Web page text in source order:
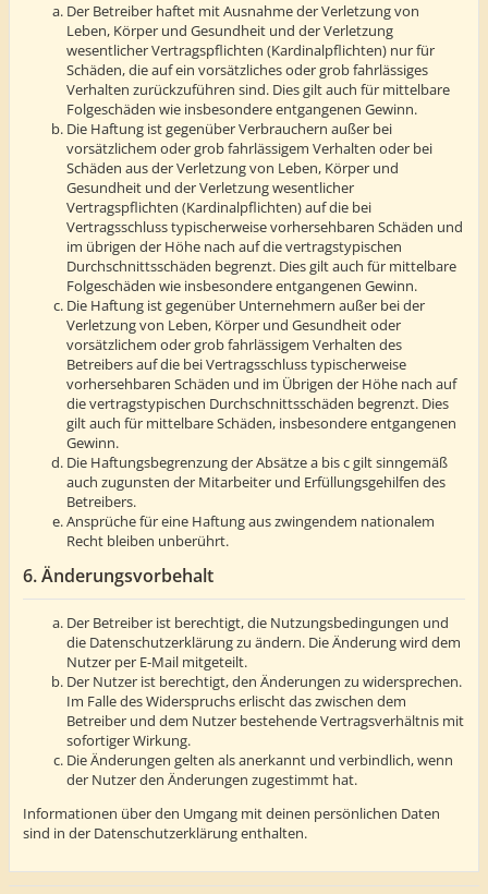
Der Betreiber haftet mit Ausnahme der Verletzung von
Leben, Körper und Gesundheit und der Verletzung
wesentlicher Vertragspflichten (Kardinalpflichten) nur für
Schäden, die auf ein vorsätzliches oder grob fahrlässiges
Verhalten zurückzuführen sind. Dies gilt auch für mittelbare
Folgeschäden wie insbesondere entgangenen Gewinn.
Die Haftung ist gegenüber Verbrauchern außer bei
vorsätzlichem oder grob fahrlässigem Verhalten oder bei
Schäden aus der Verletzung von Leben, Körper und
Gesundheit und der Verletzung wesentlicher
Vertragspflichten (Kardinalpflichten) auf die bei
Vertragsschluss typischerweise vorhersehbaren Schäden und
im übrigen der Höhe nach auf die vertragstypischen
Durchschnittsschäden begrenzt. Dies gilt auch für mittelbare
Folgeschäden wie insbesondere entgangenen Gewinn.
Die Haftung ist gegenüber Unternehmern außer bei der
Verletzung von Leben, Körper und Gesundheit oder
vorsätzlichem oder grob fahrlässigem Verhalten des
Betreibers auf die bei Vertragsschluss typischerweise
vorhersehbaren Schäden und im Übrigen der Höhe nach auf
die vertragstypischen Durchschnittsschäden begrenzt. Dies
gilt auch für mittelbare Schäden, insbesondere entgangenen
Gewinn.
Die Haftungsbegrenzung der Absätze a bis c gilt sinngemäß
auch zugunsten der Mitarbeiter und Erfüllungsgehilfen des
Betreibers.
Ansprüche für eine Haftung aus zwingendem nationalem
Recht bleiben unberührt.
6. Änderungsvorbehalt
Der Betreiber ist berechtigt, die Nutzungsbedingungen und
die Datenschutzerklärung zu ändern. Die Änderung wird dem
Nutzer per E-Mail mitgeteilt.
Der Nutzer ist berechtigt, den Änderungen zu widersprechen.
Im Falle des Widerspruchs erlischt das zwischen dem
Betreiber und dem Nutzer bestehende Vertragsverhältnis mit
sofortiger Wirkung.
Die Änderungen gelten als anerkannt und verbindlich, wenn
der Nutzer den Änderungen zugestimmt hat.
Informationen über den Umgang mit deinen persönlichen Daten
sind in der Datenschutzerklärung enthalten.